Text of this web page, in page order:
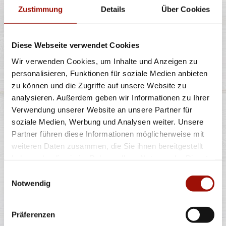
Zustimmung Details Über Cookies
Diese Webseite verwendet Cookies
Wir verwenden Cookies, um Inhalte und Anzeigen zu
personalisieren, Funktionen für soziale Medien anbieten
zu können und die Zugriffe auf unsere Website zu
analysieren. Außerdem geben wir Informationen zu Ihrer
Verwendung unserer Website an unsere Partner für
soziale Medien, Werbung und Analysen weiter. Unsere
Partner führen diese Informationen möglicherweise mit
weiteren Daten zusammen, die Sie ihnen bereitgestellt
Notwendig
Präferenzen
Standard(26cm)
ITALIA
Pizzateig, Tomatensauce, Mozzarella, grüne Oliven,
Kirschtomaten, Rucola und
Standard(26cm) Maxi(32cm) Wumbo(38cm)